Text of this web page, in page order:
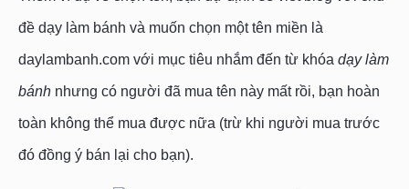
đề dạy làm bánh và muốn chọn một tên miền là
daylambanh.com với mục tiêu nhắm đến từ khóa dạy làm
bánh nhưng có người đã mua tên này mất rồi, bạn hoàn
toàn không thể mua được nữa (trừ khi người mua trước
đó đồng ý bán lại cho bạn).